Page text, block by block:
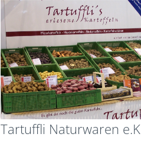
Tartuffli Naturwaren e.K